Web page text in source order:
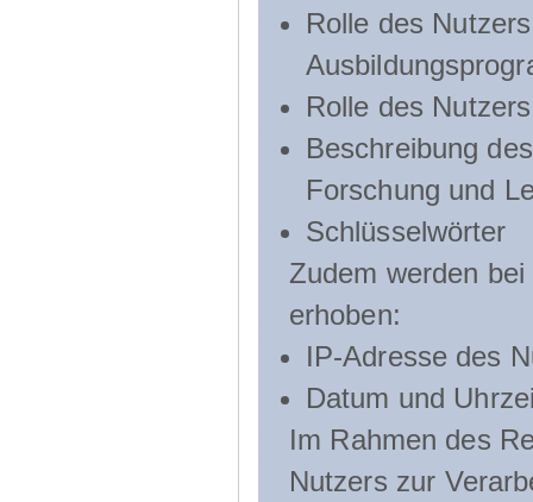
Rolle des
Rolle des
Beschreibung
Forschung und
Schlüsselwörter
Zudem werden
erhoben:
IP-Adresse des
Datum und
Im Rahmen des
Nutzers zur